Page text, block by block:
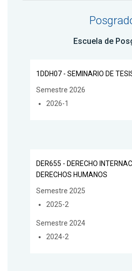
Escuela de
1DDH07 - SEMINARIO DE
Semestre 2026
2026-1
DER655 - DERECHO
DERECHOS HUMANOS
Semestre 2025
2025-2
Semestre 2024
2024-2